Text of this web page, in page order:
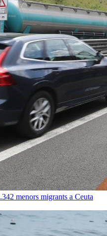
menors migrants a Ceuta